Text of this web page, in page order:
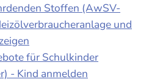
Stoffen (AwSV-
und
für Schulkinder
- Kind anmelden